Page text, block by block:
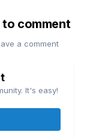
to comment
a comment
It's easy!